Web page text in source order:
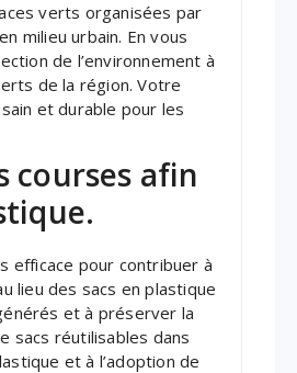
verts organisées par
milieu urbain. En vous
de l’environnement à
de la région. Votre
et durable pour les
courses afin
efficace pour contribuer à
lieu des sacs en plastique
et à préserver la
sacs réutilisables dans
et à l’adoption de